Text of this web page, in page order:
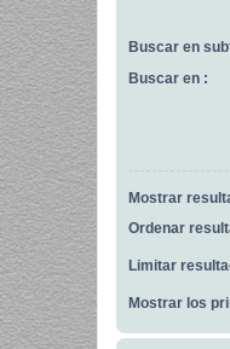
Buscar en
Buscar en :
Mostrar
Ordenar
Limitar
Mostrar los